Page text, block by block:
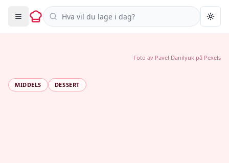
Søk i oppskrifter
MIDDELS DESSERT
Foto av Pavel Danilyuk på Pexels